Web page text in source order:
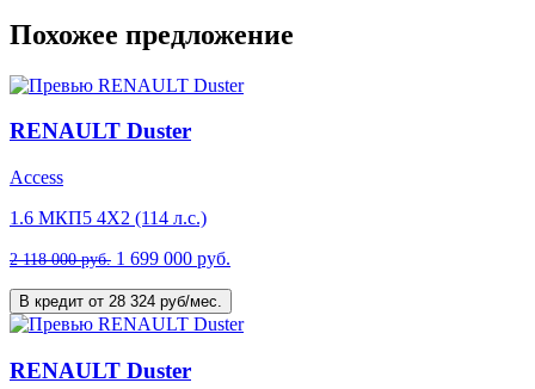
Похожее предложение
RENAULT Duster
Access
1.6 МКП5 4Х2 (114 л.с.)
2 118 000 руб. 1 699 000 руб.
В кредит от 28 324 руб/мес.
RENAULT Duster